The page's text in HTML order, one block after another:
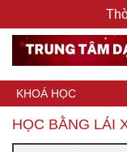
KHOÁ HỌC
HỌC BẰNG LÁI